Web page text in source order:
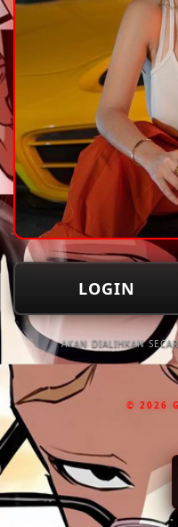
LOGIN
AKAN DIALIHKAN
© 2026